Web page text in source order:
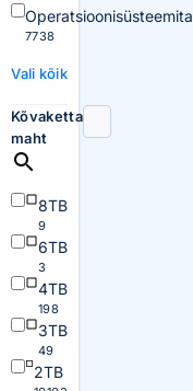
Operatsioonisüsteemita
7738
Vali kõik
Kõvaketta
maht
8TB
9
6TB
3
4TB
198
3TB
49
2TB